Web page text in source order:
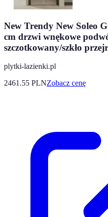
New Trendy New Soleo
cm drzwi wnękowe
szczotkowany/szkło
plytki-lazienki.pl
2461.55 PLNZobacz cenę